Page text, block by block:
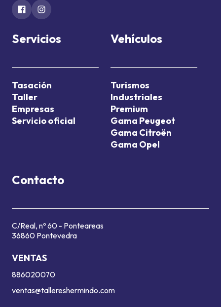
Servicios
Tasación
Taller
Empresas
Servicio oficial
Vehículos
Turismos
Industriales
Premium
Gama Peugeot
Gama Citroën
Gama Opel
Contacto
C/Real, nº 60 - Ponteareas
36860 Pontevedra
VENTAS
886020070
ventas@tallereshermindo.com